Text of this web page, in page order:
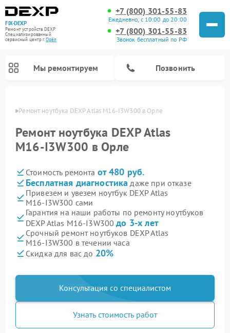
FIX-DEXP
Ремонт устройств DEXP
Специализированный
cервисный центр г.Орёл
+7 (800) 301-55-83
Ежедневно, с 10:00 до 20:00
+7 (800) 301-55-83
Звонок бесплатный по РФ
Мы ремонтируем Позвонить
Орле Ремонт ноутбука DEXP Atlas M16‑I3W300 в Орле
Ремонт ноутбука DEXP Atlas
M16‑I3W300 в Орле
Стоимость ремонта от 480 руб.
Бесплатная диагностика даже при отказе
Привезем и увезем ноутбук DEXP Atlas
M16‑I3W300 сами
Гарантия на наши работы по ремонту ноутбуков
DEXP Atlas M16‑I3W300до 3-х лет
Срочный ремонт ноутбуков DEXP Atlas
M16‑I3W300 в течении часа
Скидка для вас до 20%
Консультация со специалистом
Узнать стоимость работ